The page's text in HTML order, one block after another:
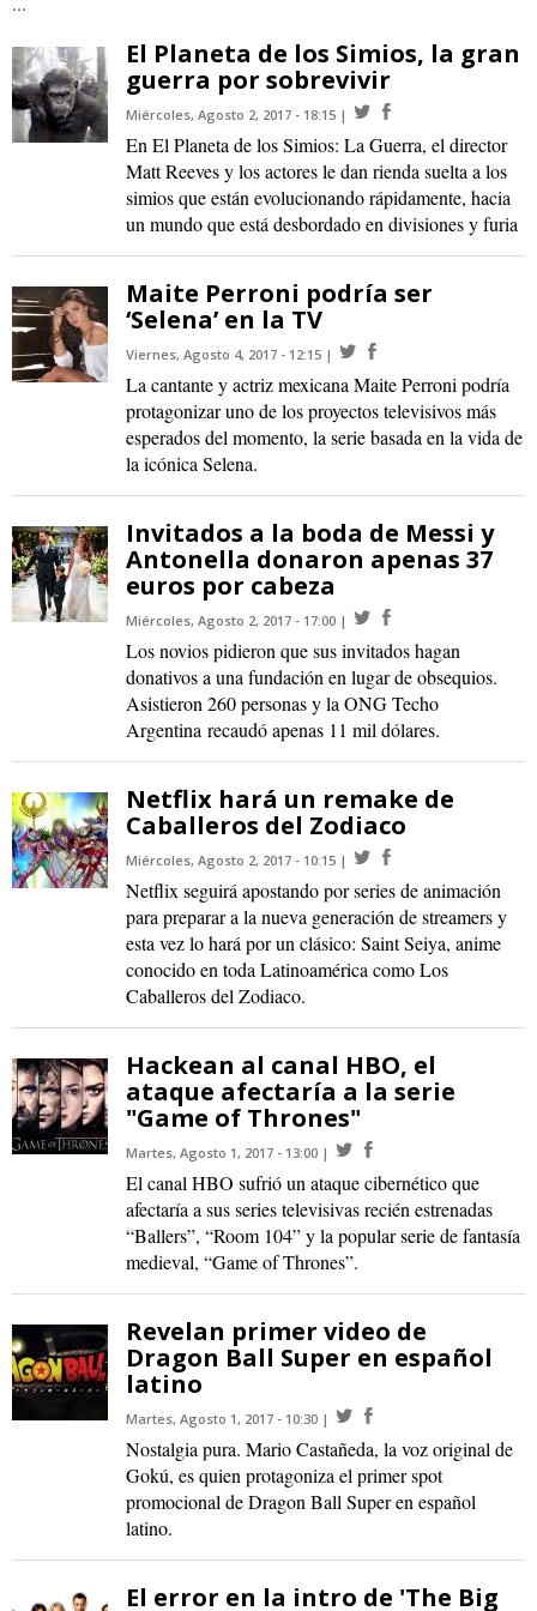
El Planeta de los Simios, la gran
guerra por sobrevivir
Miércoles, Agosto 2, 2017 - 18:15
En El Planeta de los Simios: La Guerra, el director
Matt Reeves y los actores le dan rienda suelta a los
simios que están evolucionando rápidamente, hacia
un mundo que está desbordado en divisiones y furia
Maite Perroni podría ser
‘Selena’ en la TV
Viernes, Agosto 4, 2017 - 12:15
La cantante y actriz mexicana Maite Perroni podría
protagonizar uno de los proyectos televisivos más
esperados del momento, la serie basada en la vida de
la icónica Selena.
Invitados a la boda de Messi y
Antonella donaron apenas 37
euros por cabeza
Miércoles, Agosto 2, 2017 - 17:00
Los novios pidieron que sus invitados hagan
donativos a una fundación en lugar de obsequios.
Asistieron 260 personas y la ONG Techo
Argentina recaudó apenas 11 mil dólares.
Netflix hará un remake de
Caballeros del Zodiaco
Miércoles, Agosto 2, 2017 - 10:15
Netflix seguirá apostando por series de animación
para preparar a la nueva generación de streamers y
esta vez lo hará por un clásico: Saint Seiya, anime
conocido en toda Latinoamérica como Los
Caballeros del Zodiaco.
Hackean al canal HBO, el
ataque afectaría a la serie
"Game of Thrones"
Martes, Agosto 1, 2017 - 13:00
El canal HBO sufrió un ataque cibernético que
afectaría a sus series televisivas recién estrenadas
“Ballers”, “Room 104” y la popular serie de fantasía
medieval, “Game of Thrones”.
Revelan primer video de
Dragon Ball Super en español
latino
Martes, Agosto 1, 2017 - 10:30
Nostalgia pura. Mario Castañeda, la voz original de
Gokú, es quien protagoniza el primer spot
promocional de Dragon Ball Super en español
latino.
El error en la intro de 'The Big